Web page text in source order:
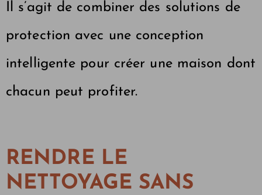
Il s’agit de combiner des solutions de
protection avec une conception
intelligente pour créer une maison dont
chacun peut profiter.
RENDRE LE
NETTOYAGE SANS